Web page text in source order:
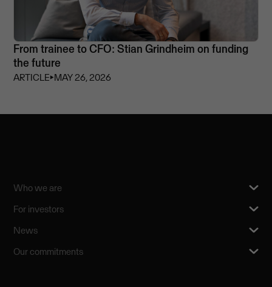
From trainee to CFO: Stian Grindheim on funding
the future
ARTICLE⏵MAY 26, 2026
Who we are
For investors
News
Our commitments